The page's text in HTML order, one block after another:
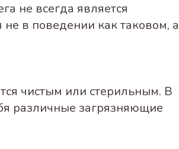
не всегда является
в поведении как таковом, а
чистым или стерильным. В
различные загрязняющие